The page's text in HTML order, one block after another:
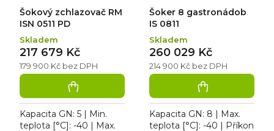
Šokový zchlazovač RM
ISN 0511 PD
Skladem
179 900 Kč bez DPH
217 679 Kč
Kapacita GN: 5 | Min.
teplota [°C]: -40 | Max.
Šoker 8 gastronádob
IS 0811
Skladem
214 900 Kč bez DPH
260 029 Kč
Kapacita GN: 8 | Max.
teplota [°C]: -40 | Příkon